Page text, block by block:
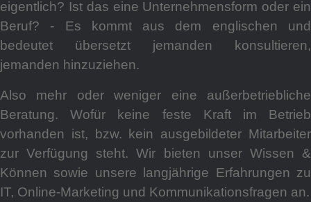
eigentlich? Ist das eine Unternehmensform oder ein
Beruf? - Es kommt aus dem englischen und
bedeutet übersetzt jemanden konsultieren,
jemanden hinzuziehen.
Also mehr oder weniger eine außerbetriebliche
Beratung. Wofür keine feste Kraft im Betrieb
vorhanden ist, bzw. kein ausgebildeter Mitarbeiter
zur Verfügung steht. Wir bieten unser Wissen &
Können sowie unsere langjährige Erfahrungen zu
IT, Online-Marketing und Kommunikationsfragen an.